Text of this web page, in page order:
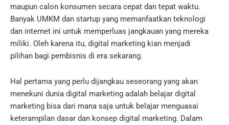
maupun calon konsumen secara cepat dan tepat waktu.
Banyak UMKM dan startup yang memanfaatkan teknologi
dan internet ini untuk memperluas jangkauan yang mereka
miliki. Oleh karena itu, digital marketing kian menjadi
pilihan bagi pembisnis di era sekarang.
Hal pertama yang perlu dijangkau seseorang yang akan
menekuni dunia digital marketing adalah belajar digital
marketing bisa dari mana saja untuk belajar menguasai
keterampilan dasar dan konsep digital marketing. Dalam